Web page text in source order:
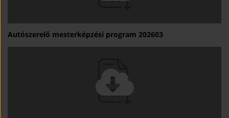
Autószerelő mesterképzési program 202603